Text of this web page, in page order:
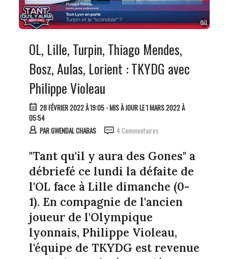
OL, Lille, Turpin, Thiago Mendes,
Bosz, Aulas, Lorient : TKYDG avec
Philippe Violeau
28 FÉVRIER 2022 À 19:05- MIS À JOUR LE 1 MARS 2022 À
05:54
PARGWENDAL CHABAS 4 Commentaires
"Tant qu'il y aura des Gones" a
débriefé ce lundi la défaite de
l'OL face à Lille dimanche (0-
1). En compagnie de l'ancien
joueur de l'Olympique
lyonnais, Philippe Violeau,
l'équipe de TKYDG est revenue